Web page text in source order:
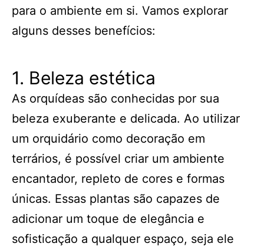
para o ambiente em si. Vamos explorar
alguns desses benefícios:
1. Beleza estética
As orquídeas são conhecidas por sua
beleza exuberante e delicada. Ao utilizar
um orquidário como decoração em
terrários, é possível criar um ambiente
encantador, repleto de cores e formas
únicas. Essas plantas são capazes de
adicionar um toque de elegância e
sofisticação a qualquer espaço, seja ele